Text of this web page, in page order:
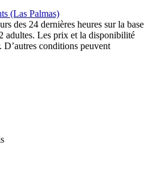
(Las Palmas)
des 24 dernières heures sur la base
adultes. Les prix et la disponibilité
D’autres conditions peuvent